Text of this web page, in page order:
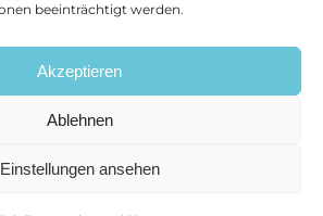
beeinträchtigt werden.
Akzeptieren
Ablehnen
Einstellungen ansehen
Datenschutzerklärung